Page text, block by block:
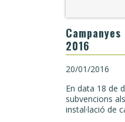
2016
20/01/2016
En data 18 de
subvencions
instal·lació de